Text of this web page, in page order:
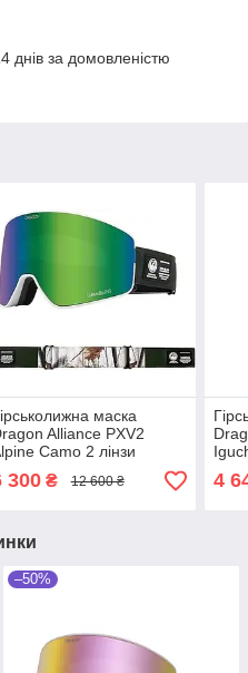
днів за домовленістю
маска
Alliance PXV2
Camo 2 лінзи
Green
Lumalens Amber
300₴ 12 600 ₴ 4
–50%